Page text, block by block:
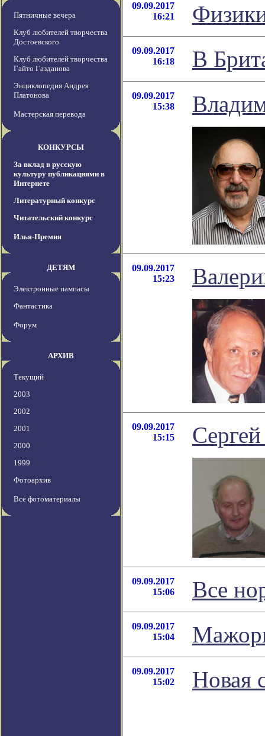
Пятничные вечера
Клуб любителей творчества
Достоевского
Клуб любителей творчества
Гайто Газданова
Энциклопедия Андрея
Платонова
Мастерская перевода
КОНКУРСЫ
За вклад в русскую
культуру публикациями в
Интернете
Литературный конкурс
Читательский конкурс
Илья-Премия
ДЕТЯМ
Электронные пампасы
Фантастика
Форум
АРХИВ
Текущий
2003
2002
2001
2000
1999
Фотоархив
Все фотоматериалы
09.09.2017
16:21
09.09.2017
16:18
В
09.09.2017
15:38
09.09.2017
15:23
09.09.2017
15:15
09.09.2017
15:06
Все
09.09.2017
15:04
09.09.2017
15:02
Новая